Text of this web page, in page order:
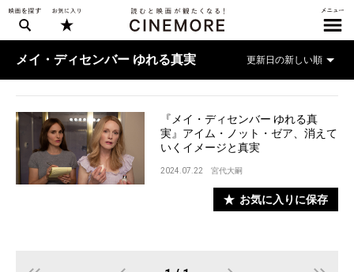
メイ・ディセンバー ゆれる真実
『メイ・ディセンバー ゆれる真
実』アイム・ノット・ゼア、消えて
いくイメージと真実
2024.07.22 宮代大嗣
お気に入りに保存